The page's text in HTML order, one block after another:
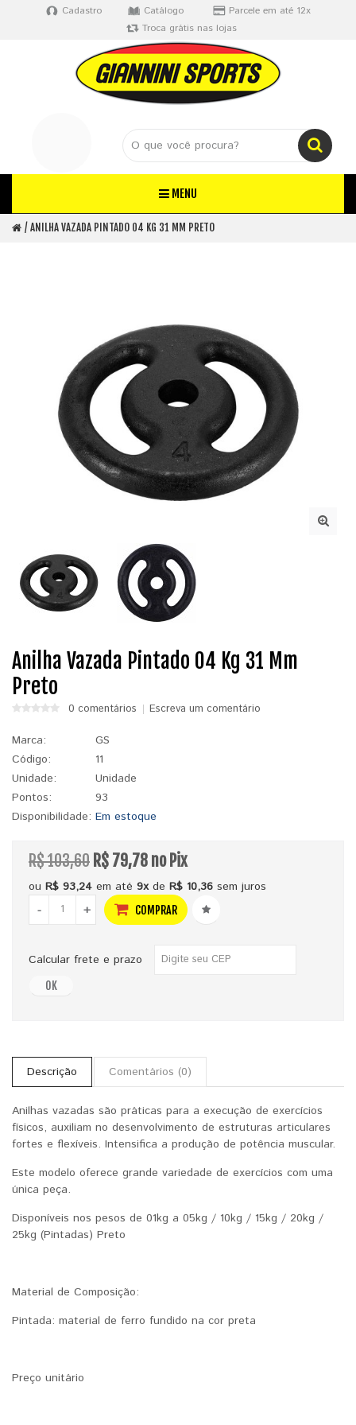
Cadastro Catálogo
Parcele em até 12x
Troca grátis nas lojas
MENU
ANILHA VAZADA PINTADO 04 KG 31 MM PRETO
Anilha Vazada Pintado 04 Kg 31 Mm
Preto
0 comentários Escreva um comentário
Marca:
GS
Código:
11
Unidade:
Unidade
Pontos:
93
Disponibilidade: Em estoque
R$ 103,60 R$ 79,78 no Pix
ou R$ 93,24 em até 9xde R$ 10,36 sem juros
-
+ COMPRAR
Calcular frete e prazo
OK
Descrição Comentários (0)
Anilhas vazadas são práticas para a execução de exercícios
físicos, auxiliam no desenvolvimento de estruturas articulares
fortes e flexíveis. Intensifica a produção de potência muscular.
Este modelo oferece grande variedade de exercícios com uma
única peça.
Disponíveis nos pesos de 01kg a 05kg / 10kg / 15kg / 20kg /
25kg (Pintadas) Preto
Material de Composição:
Pintada: material de ferro fundido na cor preta
Preço unitário